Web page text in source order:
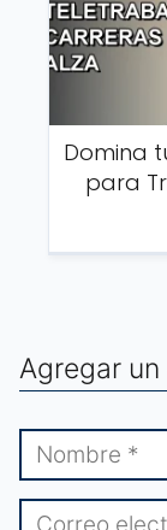
Domina
para
Agregar